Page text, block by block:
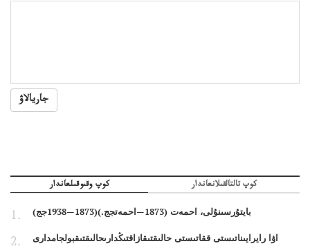
جاريالاۋ
كوپ وقىوقىلعاندار كوپ تالتالقىلانعاندار
بايتۇرسىنۇلى، احمەت (1873—احمەتجج.)(1873—1938جج)
اۋا رايرايىناتىستى ققاتىستى حالىقتىقازاقتىڭدارىحالىقتىقبولجامدارى